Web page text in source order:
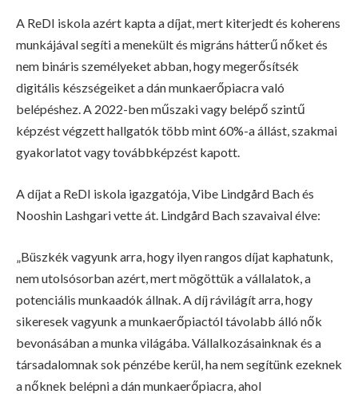
A ReDI iskola azért kapta a díjat, mert kiterjedt és koherens
munkájával segíti a menekült és migráns hátterű nőket és
nem bináris személyeket abban, hogy megerősítsék
digitális készségeiket a dán munkaerőpiacra való
belépéshez. A 2022-ben műszaki vagy belépő szintű
képzést végzett hallgatók több mint 60%-a állást, szakmai
gyakorlatot vagy továbbképzést kapott.
A díjat a ReDI iskola igazgatója, Vibe Lindgård Bach és
Nooshin Lashgari vette át. Lindgård Bach szavaival élve:
„Büszkék vagyunk arra, hogy ilyen rangos díjat kaphatunk,
nem utolsósorban azért, mert mögöttük a vállalatok, a
potenciális munkaadók állnak. A díj rávilágít arra, hogy
sikeresek vagyunk a munkaerőpiactól távolabb álló nők
bevonásában a munka világába. Vállalkozásainknak és a
társadalomnak sok pénzébe kerül, ha nem segítünk ezeknek
a nőknek belépni a dán munkaerőpiacra, ahol